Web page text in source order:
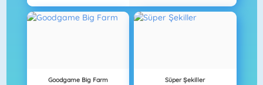
Goodgame Big Farm Süper Şekiller